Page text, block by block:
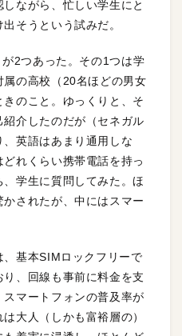
ながら、忙しい学生にと
そうという試みだ。
2つあった。その1つは学
の高校（20名ほどの男女
のこと。ゆっくりと、そ
介したのだが（セネガル
英語はあまり通用しな
れくらい携帯電話を持っ
学生に質問してみた。ほ
されたが、中にはスマー
基本SIMロックフリーで
、回線も事前に料金を支
マートフォンの普及率が
大人（しかも富裕層の）